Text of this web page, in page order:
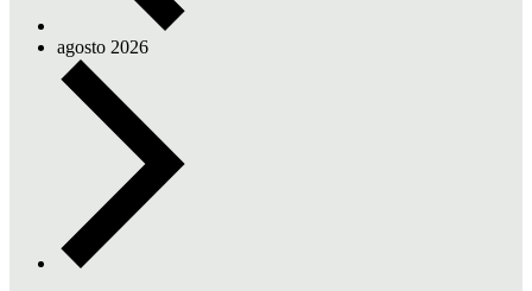
agosto 2026